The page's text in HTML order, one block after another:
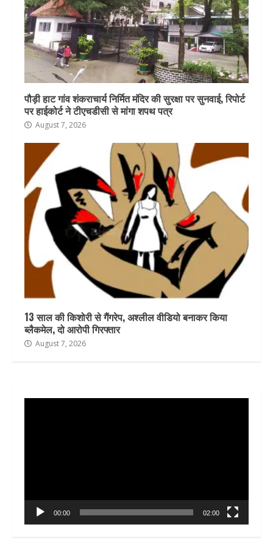
पौड़ी हाट गांव शंकराचार्य निर्मित मंदिर की सुरक्षा पर सुनवाई, रिपोर्ट
पर हाईकोर्ट ने टीएचडीसी से मांगा शपथ पत्र
August 7, 2026
13 साल की किशोरी से गैंगरेप, अश्लील वीडियो बनाकर किया
ब्लैकमेल, दो आरोपी गिरफ्तार
August 7, 2026
00:00 02:00